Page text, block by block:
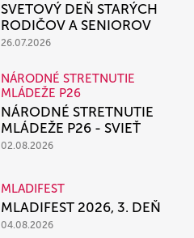
SVETOVÝ DEŇ STARÝCH
RODIČOV A SENIOROV
26.07.2026
NÁRODNÉ STRETNUTIE
MLÁDEŽE P26
NÁRODNÉ STRETNUTIE
MLÁDEŽE P26 - SVIEŤ
02.08.2026
MLADIFEST
MLADIFEST 2026, 3. DEŇ
04.08.2026